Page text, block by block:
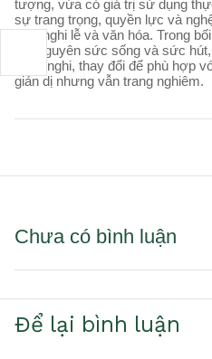
tượng, vừa có giá trị sử dụng
sự trang trọng, quyền lực và
gian nghi lễ và văn hóa. Trong
giữ nguyên sức sống và sức
thích nghi, thay đổi để phù hợp
giản dị nhưng vẫn trang nghiêm.
Để lại bình luận
Chưa có bình luận